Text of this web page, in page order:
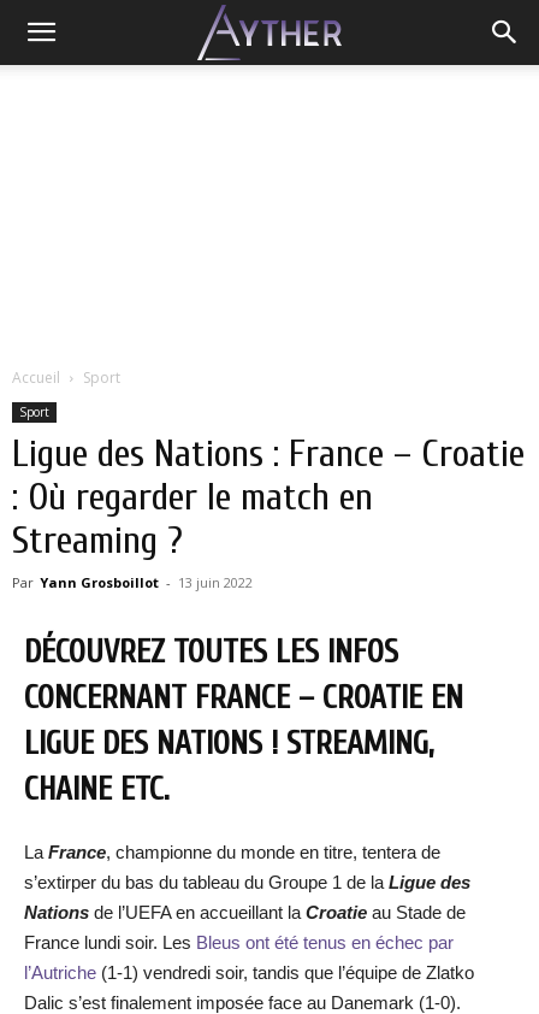
Accueil Sport
Sport
Ligue des Nations : France – Croatie
: Où regarder le match en
Streaming ?
Par Yann Grosboillot - 13 juin 2022
DÉCOUVREZ TOUTES LES INFOS
CONCERNANT FRANCE – CROATIE EN
LIGUE DES NATIONS ! STREAMING,
CHAINE ETC.
La France, championne du monde en titre, tentera de
s’extirper du bas du tableau du Groupe 1 de la Ligue des
Nations de l’UEFA en accueillant la Croatie au Stade de
France lundi soir. Les Bleus ont été tenus en échec par
l’Autriche (1-1) vendredi soir, tandis que l’équipe de Zlatko
Dalic s’est finalement imposée face au Danemark (1-0).